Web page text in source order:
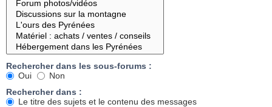
Rechercher dans les sous-forums :
Oui
Non
Rechercher dans :
Le titre des sujets et le contenu des messages